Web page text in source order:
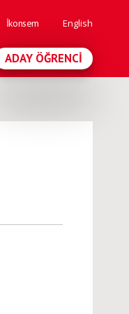
İkonsem English
ADAY ÖĞRENCI